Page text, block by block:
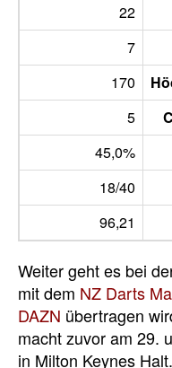
22
7
170
5
45,0%
18/40
96,21
Weiter geht es bei
mit dem NZ Darts
DAZN übertragen
macht zuvor am 29.
in Milton Keynes